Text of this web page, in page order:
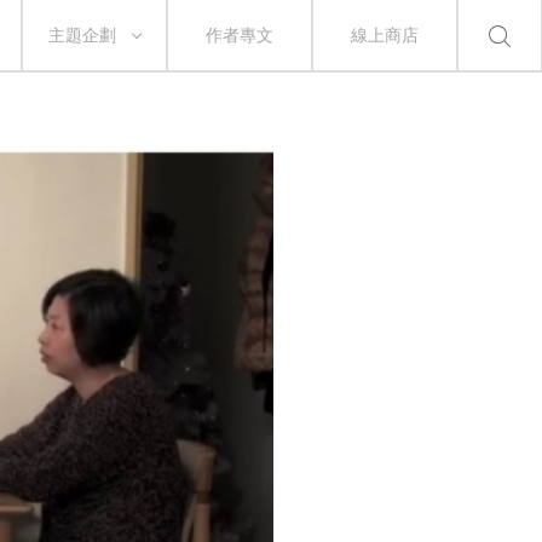
主題企劃 作者專文 線上商店